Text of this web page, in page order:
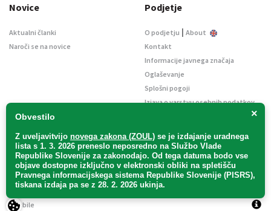
×
Obvestilo
Z uveljavitvijo novega zakona (ZOUL) se je izdajanje uradnega
lista s 1. 3. 2026 preneslo neposredno na Službo Vlade
Republike Slovenije za zakonodajo. Od tega datuma bodo vse
objave dostopne izključno v elektronski obliki na spletišču
Pravnega informacijskega sistema Republike Slovenije (PISRS),
tiskana izdaja pa se z 28. 2. 2026 ukinja.
Novice
Aktualni članki
Naroči se na novice
Podjetje
O podjetju | About
Kontakt
Informacije javnega značaja
Oglaševanje
Splošni pogoji
Izjava o varstvu osebnih podatkov
Uradni list d. o. o. – v likvidaciji / Vse pravice pridržane.
2Mobile